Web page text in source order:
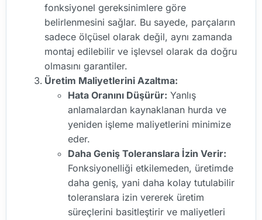
fonksiyonel gereksinimlere göre
belirlenmesini sağlar. Bu sayede, parçaların
sadece ölçüsel olarak değil, aynı zamanda
montaj edilebilir ve işlevsel olarak da doğru
olmasını garantiler.
Üretim Maliyetlerini Azaltma:
Hata Oranını Düşürür: Yanlış
anlamalardan kaynaklanan hurda ve
yeniden işleme maliyetlerini minimize
eder.
Daha Geniş Toleranslara İzin Verir:
Fonksiyonelliği etkilemeden, üretimde
daha geniş, yani daha kolay tutulabilir
toleranslara izin vererek üretim
süreçlerini basitleştirir ve maliyetleri